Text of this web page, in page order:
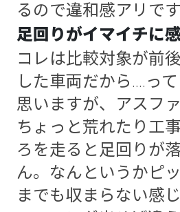
るので違和感アリです
足回りがイマイチに
コレは比較対象が前
した車両だから....っ
思いますが、アスフ
ちょっと荒れたり工
ろを走ると足回りが
ん。なんというかピ
までも収まらない感